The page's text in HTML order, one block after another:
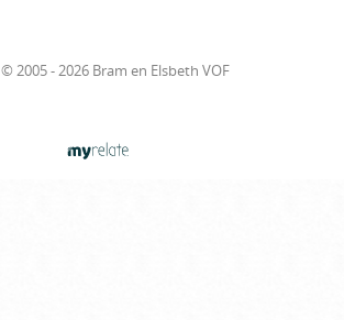
© 2005 - 2026 Bram en Elsbeth VOF